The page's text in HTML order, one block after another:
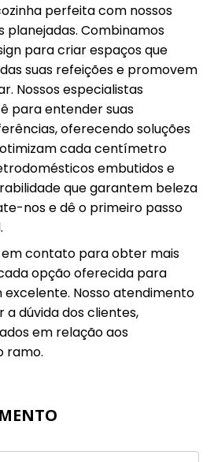
perfeita com nossos
planejadas. Combinamos
para criar espaços que
suas refeições e promovem
Nossos especialistas
para entender suas
oferecendo soluções
cada centímetro
embutidos e
que garantem beleza
nos e dê o primeiro passo
em contato para obter mais
opção oferecida para
excelente. Nosso atendimento
dúvida dos clientes,
em relação aos
ramo.